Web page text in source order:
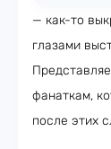
— как-то
глазами
фанаткам,
после этих